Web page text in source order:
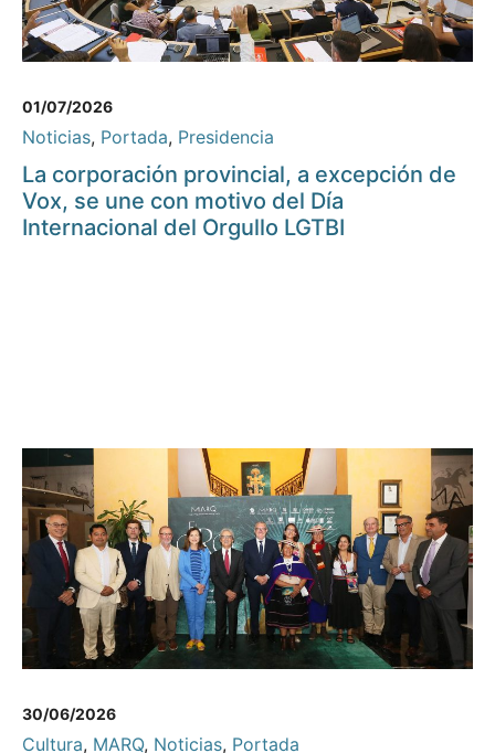
01/07/2026
Noticias, Portada, Presidencia
La corporación provincial, a excepción de
Vox, se une con motivo del Día
Internacional del Orgullo LGTBI
30/06/2026
Cultura, MARQ, Noticias, Portada